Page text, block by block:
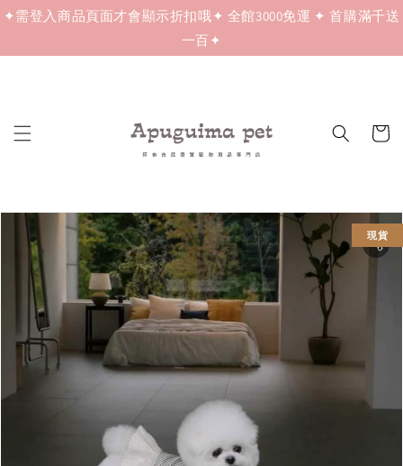
✦需登入商品頁面才會顯示折扣哦✦ 全館3000免運 ✦ 首購滿千送
一百✦
現貨